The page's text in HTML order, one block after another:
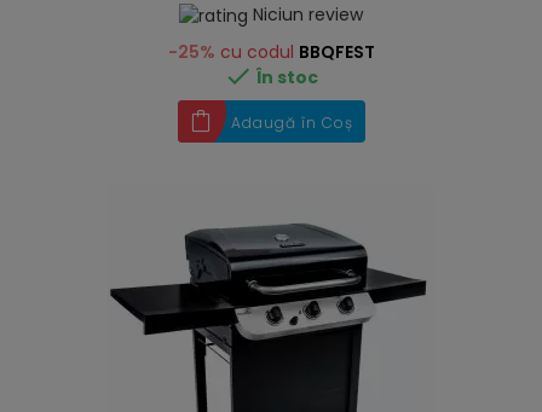
Niciun review
-25% cu codul BBQFEST
 În stoc
Adaugă în Coș